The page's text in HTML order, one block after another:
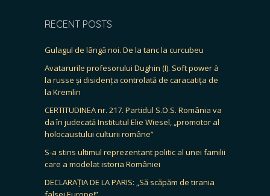
RECENT POSTS
Gulagul de lângă noi. De la tanc la curcubeu
Avatarurile profesorului Dughin (I). Soft power à
la russe și disidența controlată de caracatița de
la Kremlin
CERTITUDINEA nr. 217. Partidul S.O.S. România va
da în judecată Institutul Elie Wiesel, „promotor al
holocaustului culturii române”
S-a stins ultimul reprezentant politic al unei familii
care a modelat istoria României
DECLARAȚIA DE LA PARIS: „Să scăpăm de tirania